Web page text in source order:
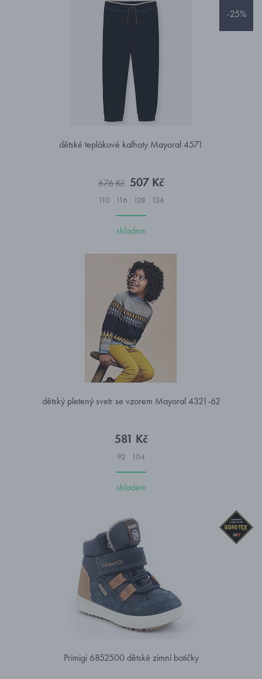
-25%
dětské teplákové kalhoty Mayoral 4571
676 Kč 507 Kč
110 116 128 134
skladem
dětský pletený svetr se vzorem Mayoral 4321-62
581 Kč
92 104
skladem
Primigi 6852500 dětské zimní botičky